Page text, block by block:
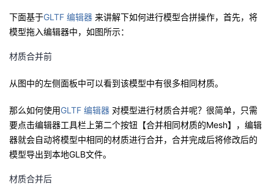
者
客
论
坛
的
圈
我
的
我
下面基于GLTF 编辑器 来讲解下如何进行模型合拼操作，首先，将
模型拖入编辑器中，如图所示：
材质合并前
从图中的左侧面板中可以看到该模型中有很多相同材质。
那么如何使用GLTF 编辑器 对模型进行材质合并呢？很简单，只需
要点击编辑器工具栏上第二个按钮【合并相同材质的Mesh】，编辑
器就会自动将模型中相同的材质进行合并，合并完成后将修改后的
模型导出到本地GLB文件。
材质合并后